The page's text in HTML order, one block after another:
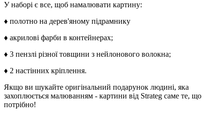
У наборі є все, щоб намалювати картину:
♦ полотно на дерев'яному підрамнику
♦ акрилові фарби в контейнерах;
♦ 3 пензлі різної товщини з нейлонового волокна;
♦ 2 настінних кріплення.
Якщо ви шукайте оригінальний подарунок людині, яка
захоплюється малюванням - картини від Strateg саме те, що
потрібно!